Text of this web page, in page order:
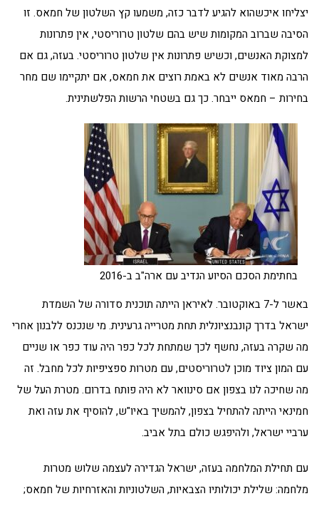
יצליחו איכשהוא להגיע לדבר כזה, משמעו קץ השלטון של חמאס. זו
הסיבה שברוב המקומות שיש בהם שלטון טרוריסטי, אין פתרונות
למצוקת האנשים, וכשיש פתרונות אין שלטון טרוריסטי. בעזה, גם אם
הרבה מאוד אנשים לא באמת רוצים את חמאס, אם יתקיימו שם מחר
בחירות – חמאס ייבחר. כך גם בשטחי הרשות הפלשתינית.
בחתימת הסכם הסיוע הנדיב עם ארה"ב ב-2016
באשר ל-7 באוקטובר. לאיראן הייתה תוכנית סדורה של השמדת
ישראל בדרך קונבנציונלית תחת מטרייה גרעינית. מי שנכנס ללבנון אחרי
מה שקרה בעזה, נחשף לכך שמתחת לכל כפר היה עוד כפר או שניים
עם המון ציוד מוכן לטרוריסטים, עם מטרות ספציפיות לכל מחבל. זה
מה שחיכה לנו בצפון אם סינוואר לא היה פותח בדרום. מטרת העל של
חמינאי הייתה להתחיל בצפון, להמשיך באיו"ש, להוסיף את עזה ואת
ערביי ישראל, ולהיפגש כולם בתל אביב.
עם תחילת המלחמה בעזה, ישראל הגדירה לעצמה שלוש מטרות
מלחמה: שלילת יכולותיו הצבאיות, השלטוניות והאזרחיות של חמאס;